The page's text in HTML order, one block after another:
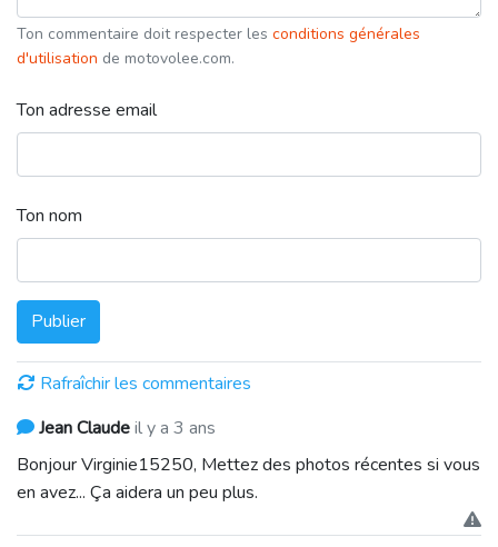
Ton commentaire doit respecter les conditions générales
d'utilisation de motovolee.com.
Ton adresse email
Ton nom
Publier
Rafraîchir les commentaires
Jean Claudeil y a 3 ans
Bonjour Virginie15250, Mettez des photos récentes si vous
en avez... Ça aidera un peu plus.